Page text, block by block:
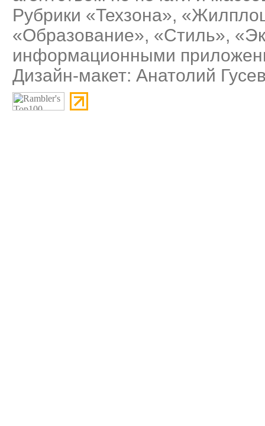
Рубрики «Техзона»,
«Образование», «Стиль»,
информационными
Дизайн-макет: Анатолий